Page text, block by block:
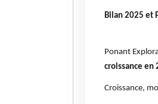
Bilan 2025 et
Ponant
croissance en
Croissance,